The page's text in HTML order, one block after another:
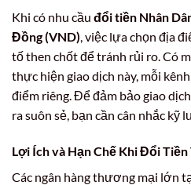
Khi có nhu cầu đổi tiền Nhân
Đồng (VND) , việc lựa chọn địa
tố then chốt để tránh rủi ro. Có
thực hiện giao dịch này, mỗi
điểm riêng. Để đảm bảo giao dịch
ra suôn sẻ, bạn cần cân nhắc
Lợi Ích và Hạn Chế Khi Đổi Tiền
Các ngân hàng thương mại lớn